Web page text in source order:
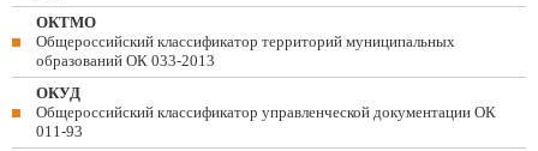
ОКТМО
Общероссийский классификатор территорий муниципальных
образований ОК 033-2013
ОКУД
Общероссийский классификатор управленческой документации ОК
011-93